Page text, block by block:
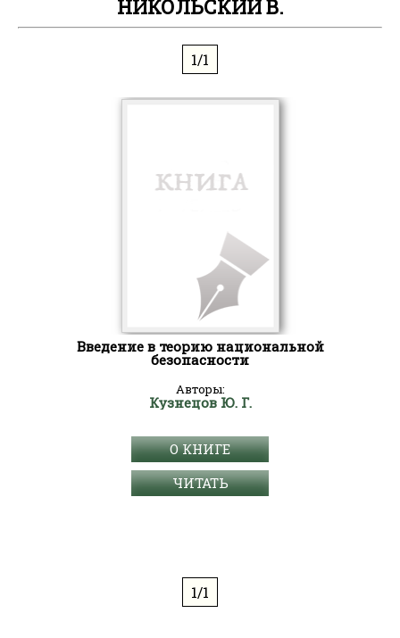
НИКОЛЬСКИЙ В.
1/1
Введение в теорию национальной
безопасности
Авторы:
Кузнецов Ю. Г.
О КНИГЕ
ЧИТАТЬ
1/1